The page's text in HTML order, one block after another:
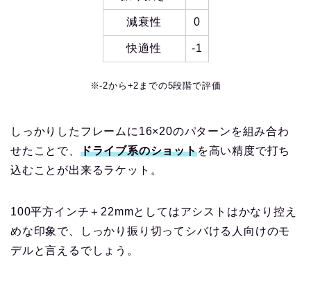
減衰性 0
快適性 -1
※-2から+2までの5段階で評価
しっかりしたフレームに16×20のパターンを組み合わ
せたことで、 ドライブ系のショットを高い精度で打ち
込むことが出来るラケット。
100平方インチ＋22mmとしてはアシストはかなり控え
めな印象で、しっかり振り切ってシバける人向けのモ
デルと言えるでしょう。